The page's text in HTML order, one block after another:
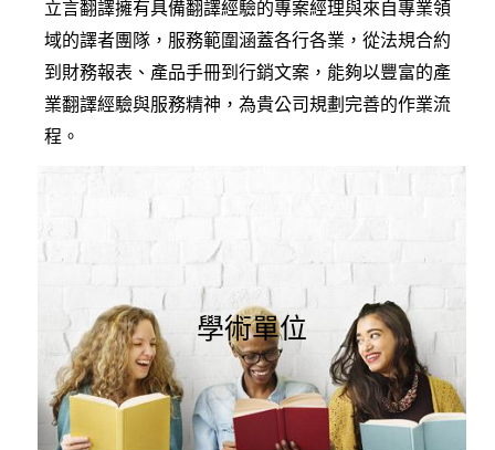
立言翻譯擁有具備翻譯經驗的專案經理與來自專業領
域的譯者團隊，服務範圍涵蓋各行各業，從法規合約
到財務報表、產品手冊到行銷文案，能夠以豐富的產
業翻譯經驗與服務精神，為貴公司規劃完善的作業流
程。
學術單位